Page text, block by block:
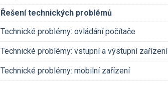
Řešení technických problémů
Technické problémy: ovládání počítače
Technické problémy: vstupní a výstupní zařízení
Technické problémy: mobilní zařízení